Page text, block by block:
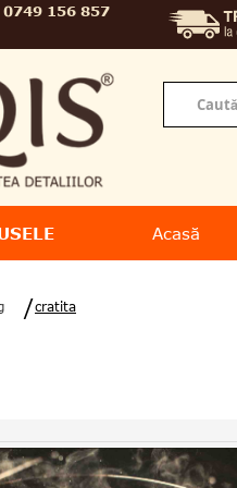
156 857
Acasă
cratita